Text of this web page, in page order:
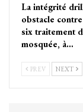
La intégrité
obstacle contre
six traitement
mosquée, à…
PREV NEXT